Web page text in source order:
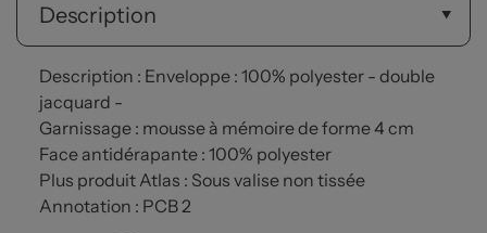
Description
Description : Enveloppe : 100% polyester - double
jacquard -
Garnissage : mousse à mémoire de forme 4 cm
Face antidérapante : 100% polyester
Plus produit Atlas : Sous valise non tissée
Annotation : PCB 2